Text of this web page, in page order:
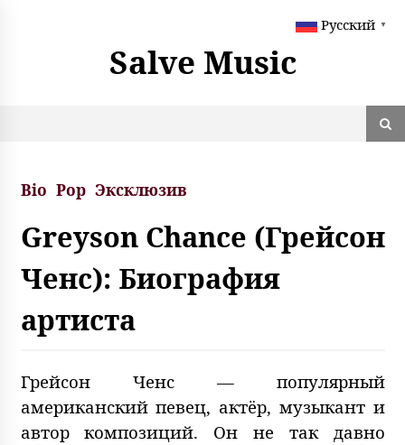
Salve Music
Bio Pop Эксклюзив
Greyson Chance (Грейсон
Ченс): Биография
артиста
Грейсон Ченс — популярный
американский певец, актёр, музыкант и
автор композиций. Он не так давно
Русский ▼